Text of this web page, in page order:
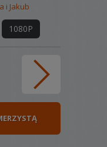
i Jakub
1080P